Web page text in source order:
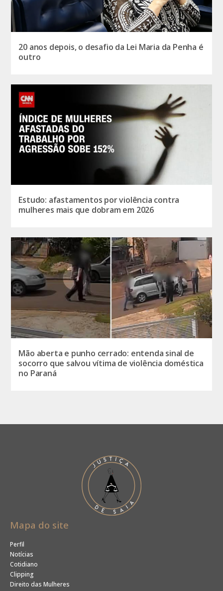
20 anos depois, o desafio da Lei Maria da Penha é
outro
Estudo: afastamentos por violência contra
mulheres mais que dobram em 2026
Mão aberta e punho cerrado: entenda sinal de
socorro que salvou vítima de violência doméstica
no Paraná
Mapa do site
Perfil
Notícias
Cotidiano
Clipping
Direito das Mulheres